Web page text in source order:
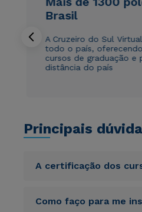
Brasil
A Cruzeiro do Sul
todo o país,
cursos de graduação e
distância do país
Principais
A certificação dos
totam rem aperiam,
Como faço para me